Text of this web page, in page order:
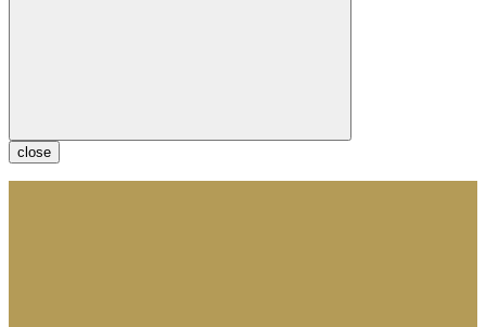
close